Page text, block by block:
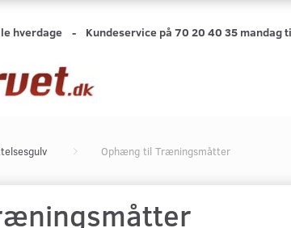
hverdage - Kundeservice på 70 20 40 35
Ophæng til Træningsmåtter